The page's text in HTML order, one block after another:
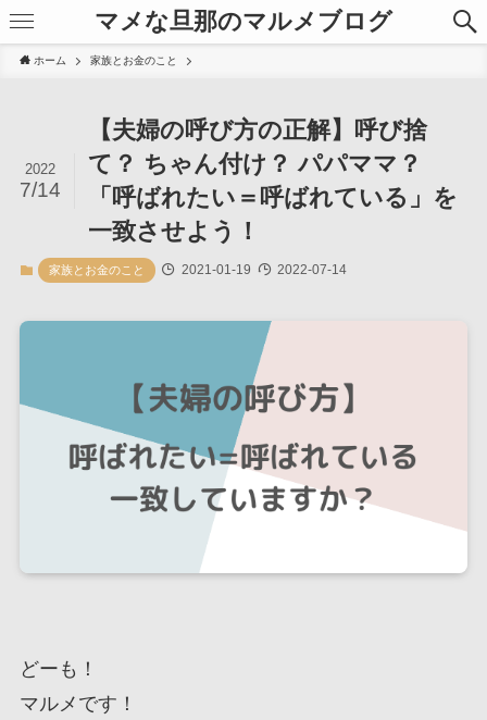
マメな旦那のマルメブログ
ホーム 家族とお金のこと
【夫婦の呼び方の正解】呼び捨
て？ ちゃん付け？ パパママ？
「呼ばれたい＝呼ばれている」を
一致させよう！
2022
7/14
家族とお金のこと 2021-01-19 2022-07-14
どーも！
マルメです！